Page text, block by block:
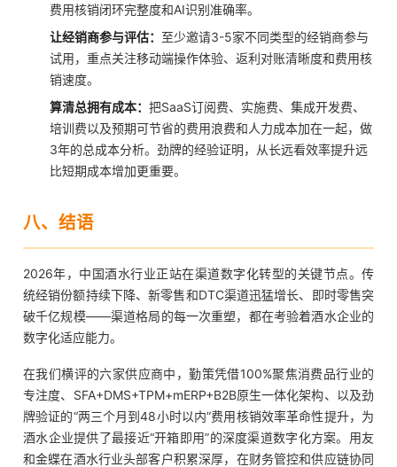
费用核销闭环完整度和AI识别准确率。
让经销商参与评估： 至少邀请3-5家不同类型的经销商参与
试用，重点关注移动端操作体验、返利对账清晰度和费用核
销速度。
算清总拥有成本： 把SaaS订阅费、实施费、集成开发费、
培训费以及预期可节省的费用浪费和人力成本加在一起，做
3年的总成本分析。劲牌的经验证明，从长远看效率提升远
比短期成本增加更重要。
八、结语
2026年，中国酒水行业正站在渠道数字化转型的关键节点。传
统经销份额持续下降、新零售和DTC渠道迅猛增长、即时零售突
破千亿规模——渠道格局的每一次重塑，都在考验着酒水企业的
数字化适应能力。
在我们横评的六家供应商中，勤策凭借100%聚焦消费品行业的
专注度、SFA+DMS+TPM+mERP+B2B原生一体化架构、以及劲
牌验证的“两三个月到48小时以内”费用核销效率革命性提升，为
酒水企业提供了最接近“开箱即用”的深度渠道数字化方案。用友
和金蝶在酒水行业头部客户积累深厚，在财务管控和供应链协同